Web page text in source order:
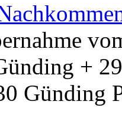
+
Günding